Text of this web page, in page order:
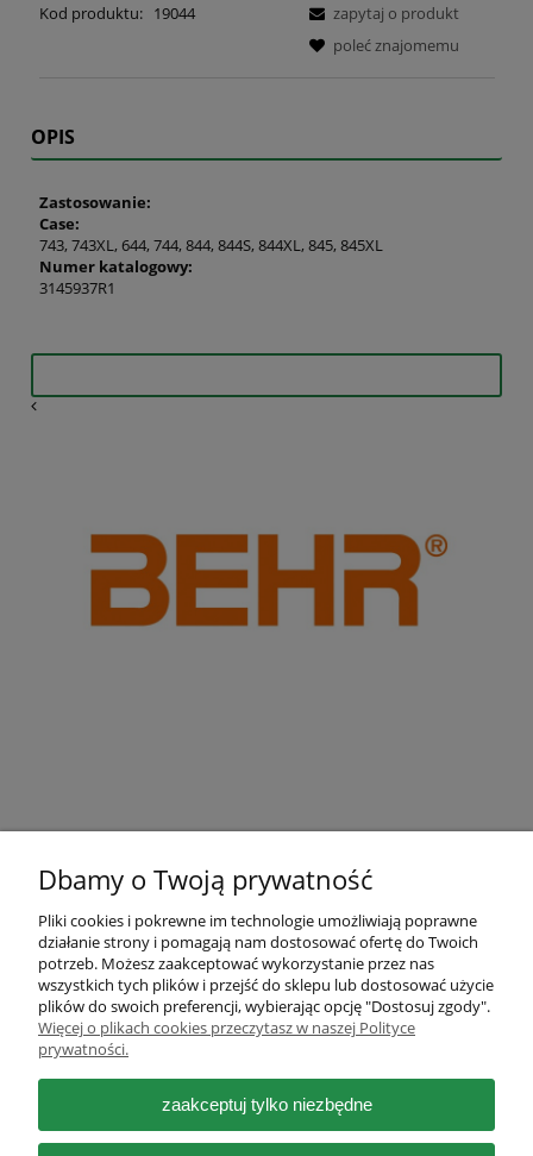
Kod produktu: 19044
zapytaj o produkt
poleć znajomemu
OPIS
Zastosowanie:
Case:
743, 743XL, 644, 744, 844, 844S, 844XL, 845, 845XL
Numer katalogowy:
3145937R1
Pomoc
Moje konto
Płatności i dostawa
Informacje
Dbamy o Twoją prywatność
Pliki cookies i pokrewne im technologie umożliwiają poprawne
działanie strony i pomagają nam dostosować ofertę do Twoich
potrzeb. Możesz zaakceptować wykorzystanie przez nas
wszystkich tych plików i przejść do sklepu lub dostosować użycie
plików do swoich preferencji, wybierając opcję "Dostosuj zgody".
Więcej o plikach cookies przeczytasz w naszej Polityce
prywatności.
zaakceptuj tylko niezbędne